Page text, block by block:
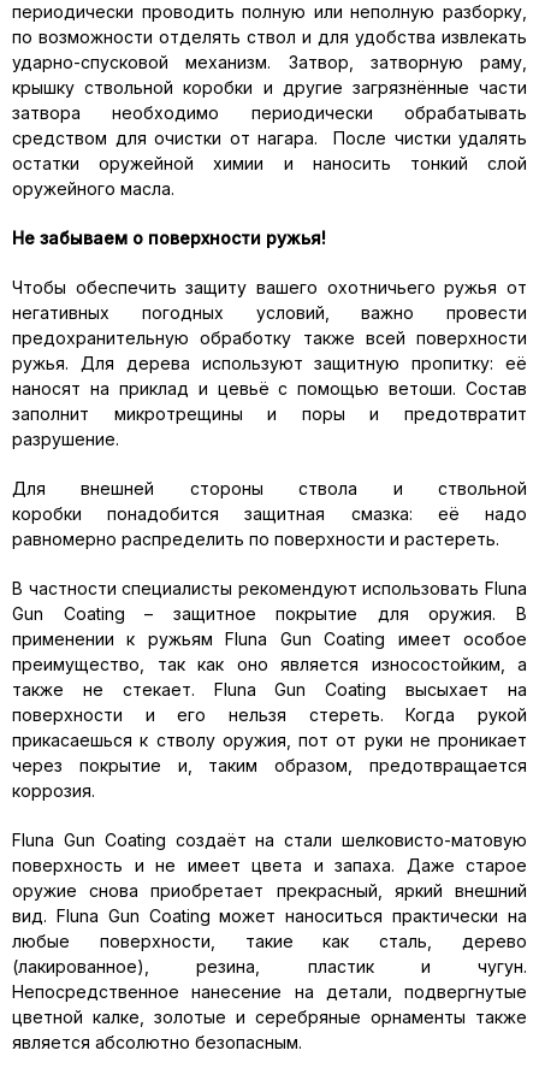
периодически проводить полную или неполную разборку,
по возможности отделять ствол и для удобства извлекать
ударно-спусковой механизм. Затвор, затворную раму,
крышку ствольной коробки и другие загрязнённые части
затвора необходимо периодически обрабатывать
средством для очистки от нагара. После чистки удалять
остатки оружейной химии и наносить тонкий слой
оружейного масла.
Не забываем о поверхности ружья!
Чтобы обеспечить защиту вашего охотничьего ружья от
негативных погодных условий, важно провести
предохранительную обработку также всей поверхности
ружья. Для дерева используют защитную пропитку: её
наносят на приклад и цевьё с помощью ветоши. Состав
заполнит микротрещины и поры и предотвратит
разрушение.
Для внешней стороны ствола и ствольной
коробки понадобится защитная смазка: её надо
равномерно распределить по поверхности и растереть.
В частности специалисты рекомендуют использовать Fluna
Gun Coating – защитное покрытие для оружия. В
применении к ружьям Fluna Gun Coating имеет особое
преимущество, так как оно является износостойким, а
также не стекает. Fluna Gun Coating высыхает на
поверхности и его нельзя стереть. Когда рукой
прикасаешься к стволу оружия, пот от руки не проникает
через покрытие и, таким образом, предотвращается
коррозия.
Fluna Gun Coating создаёт на стали шелковисто-матовую
поверхность и не имеет цвета и запаха. Даже старое
оружие снова приобретает прекрасный, яркий внешний
вид. Fluna Gun Coating может наноситься практически на
любые поверхности, такие как сталь, дерево
(лакированное), резина, пластик и чугун.
Непосредственное нанесение на детали, подвергнутые
цветной калке, золотые и серебряные орнаменты также
является абсолютно безопасным.